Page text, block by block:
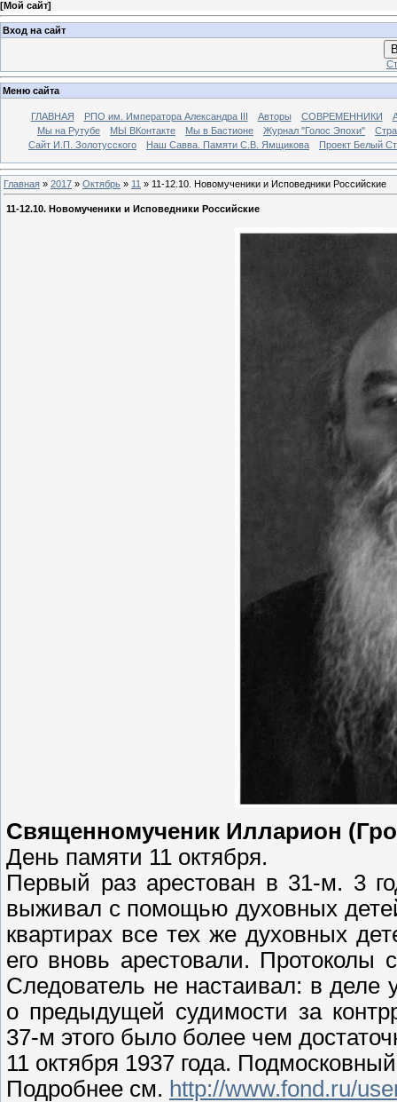
[Мой сайт]
Вход на сайт
Меню сайта
ГЛАВНАЯ РПО им. Императора Александра III Авторы СОВРЕМЕННИКИ
Мы на Рутубе
МЫ ВКонтакте Мы в Бастионе Журнал "Голос Эпохи"
Сайт И.П. Золотусского
Наш Савва. Памяти С.В. Ямщикова Проект Белый
Главная » 2017 » Октябрь » 11 » 11-12.10. Новомученики и Исповедники Российские
11-12.10. Новомученики и Исповедники Российские
Священномученик Илларион
День памяти 11 октября.
Первый раз арестован в 31-м. 3
выживал с помощью духовных
квартирах все тех же духовных
его вновь арестовали. Протоколы
Следователь не настаивал: в деле
о предыдущей судимости за
37-м этого было более чем
11 октября 1937 года.
Подробнее см. http://www.fond.ru/